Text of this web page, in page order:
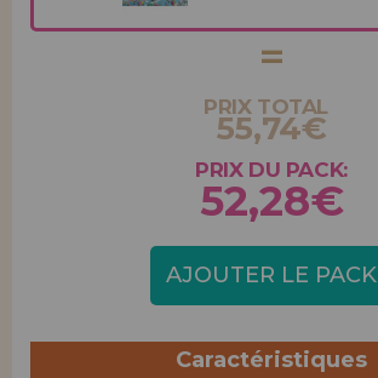
PRIX TOTAL
55,74€
PRIX DU PACK:
52,28€
AJOUTER LE PACK
Caractéristiques